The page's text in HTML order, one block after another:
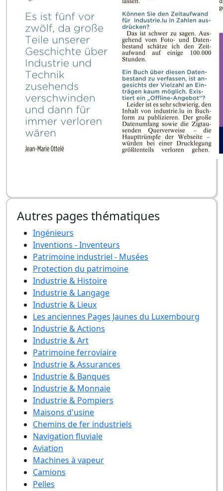
Autres pages thématiques
Ingénieurs
Inventions - Inventeurs
Patrimoine industriel - Musées
Protection du patrimoine
Industrie & Histoire
Industrie & Langage
Industrie & Lieux
Les anciennes Pages Jaunes du Luxembourg
Industrie & Actions
Industrie & Art
Patrimoine ferroviaire
Industrie & Assurances
Industrie & Banques
Industrie & Monnaie
Industrie & Pompiers
Maisons d'usine
Chemins de fer industriels
Navigation fluviale
Aviation
Machines à vapeur
Camions
Pelles